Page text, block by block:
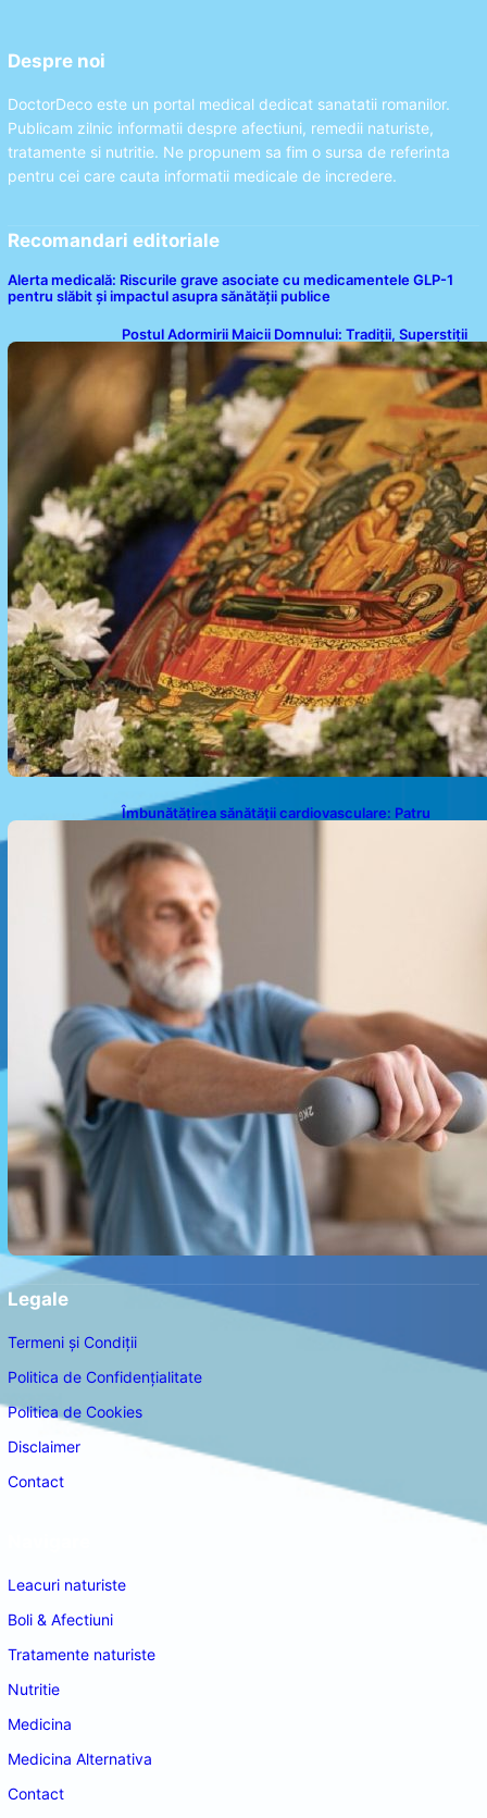
Despre noi
DoctorDeco este un portal medical dedicat sanatatii romanilor.
Publicam zilnic informatii despre afectiuni, remedii naturiste,
tratamente si nutritie. Ne propunem sa fim o sursa de referinta
pentru cei care cauta informatii medicale de incredere.
Recomandari editoriale
Alerta medicală: Riscurile grave asociate cu medicamentele GLP-1
pentru slăbit și impactul asupra sănătății publice
Postul Adormirii Maicii Domnului: Tradiții, Superstiții
și Implicații Spiritualitate în 2026
Îmbunătățirea sănătății cardiovasculare: Patru
la domiciliu
Legale
Termeni și Condiții
Politica de Confidențialitate
Politica de Cookies
Disclaimer
Contact
Leacuri naturiste
Boli & Afectiuni
Tratamente naturiste
Nutritie
Medicina
Medicina Alternativa
Contact